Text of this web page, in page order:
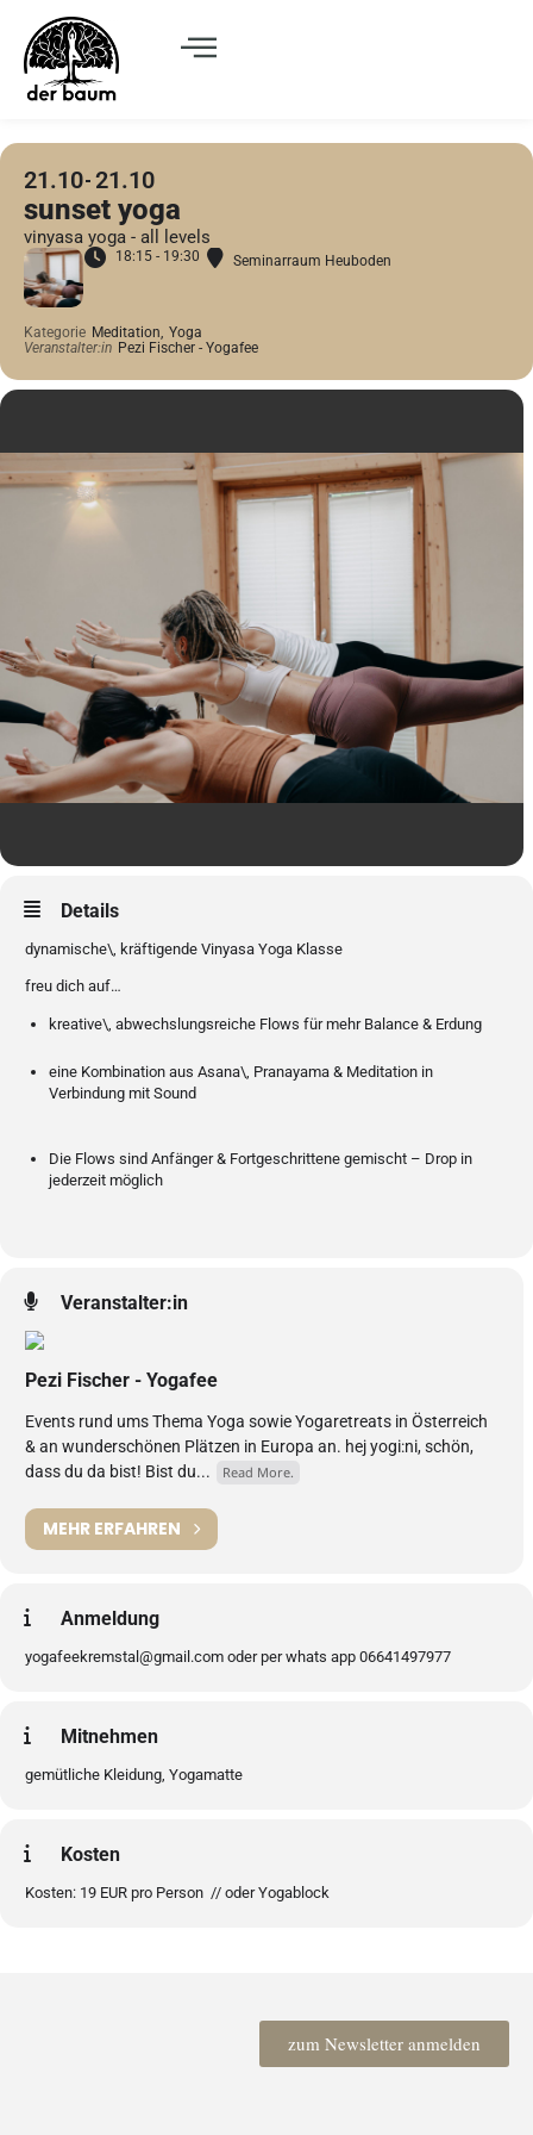
21.10 21.10
sunset yoga
vinyasa yoga - all levels
18:15 - 19:30 Seminarraum Heuboden
Kategorie Meditation, Yoga
Veranstalter:in Pezi Fischer - Yogafee
Details
dynamische\, kräftigende Vinyasa Yoga Klasse
freu dich auf…
kreative\, abwechslungsreiche Flows für mehr Balance & Erdung
eine Kombination aus Asana\, Pranayama & Meditation in
Verbindung mit Sound
Die Flows sind Anfänger & Fortgeschrittene gemischt – Drop in
jederzeit möglich
Veranstalter:in
Pezi Fischer - Yogafee
Events rund ums Thema Yoga sowie Yogaretreats in Österreich
& an wunderschönen Plätzen in Europa an. hej yogi:ni, schön,
dass du da bist! Bist du...
Read More.
MEHR ERFAHREN
Anmeldung
yogafeekremstal@gmail.com oder per whats app 06641497977
Mitnehmen
gemütliche Kleidung, Yogamatte
Kosten
Kosten: 19 EUR pro Person // oder Yogablock
zum Newsletter anmelden